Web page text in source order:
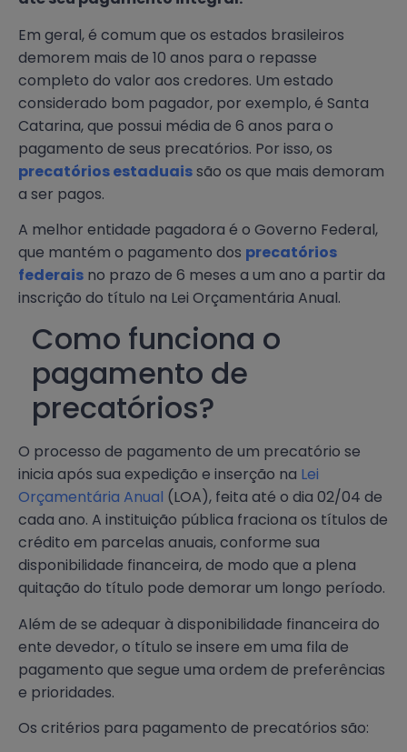
Em geral, é comum que os estados brasileiros
demorem mais de 10 anos para o repasse
completo do valor aos credores. Um estado
considerado bom pagador, por exemplo, é Santa
Catarina, que possui média de 6 anos para o
pagamento de seus precatórios. Por isso, os
precatórios estaduaissão os que mais demoram
a ser pagos.
A melhor entidade pagadora é o Governo Federal,
que mantém o pagamento dos precatórios
federais no prazo de 6 meses a um ano a partir da
inscrição do título na Lei Orçamentária Anual.
Como funciona o
pagamento de
precatórios?
O processo de pagamento de um precatório se
inicia após sua expedição e inserção na Lei
Orçamentária Anual (LOA), feita até o dia 02/04 de
cada ano. A instituição pública fraciona os títulos de
crédito em parcelas anuais, conforme sua
disponibilidade financeira, de modo que a plena
quitação do título pode demorar um longo período.
Além de se adequar à disponibilidade financeira do
ente devedor, o título se insere em uma fila de
pagamento que segue uma ordem de preferências
e prioridades.
Os critérios para pagamento de precatórios são: